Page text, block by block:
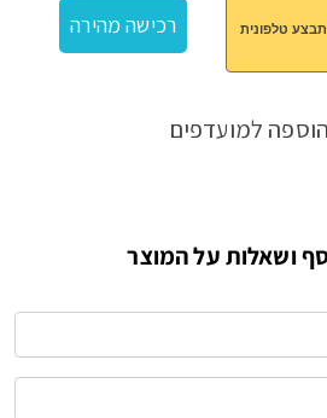
רכישה מהירה
הוספה למועדפים
ושאלות על המוצר